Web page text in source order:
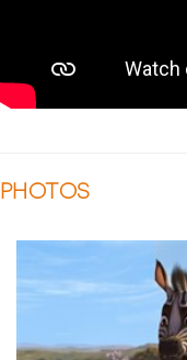
PHOTOS